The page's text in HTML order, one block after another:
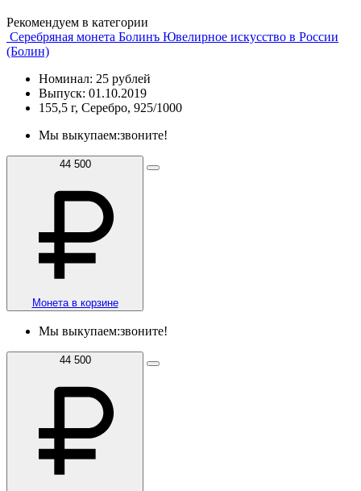
Рекомендуем в категории
Серебряная монета Болинъ Ювелирное искусство в России
(Болин)
Номинал: 25 рублей
Выпуск: 01.10.2019
155,5 г, Серебро, 925/1000
Мы выкупаем:звоните!
44 500
Монета в корзине
Мы выкупаем:звоните!
44 500